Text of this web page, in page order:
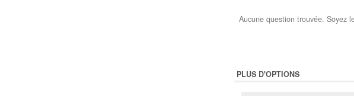
Aucune question trouvée. Soyez
PLUS D'OPTIONS